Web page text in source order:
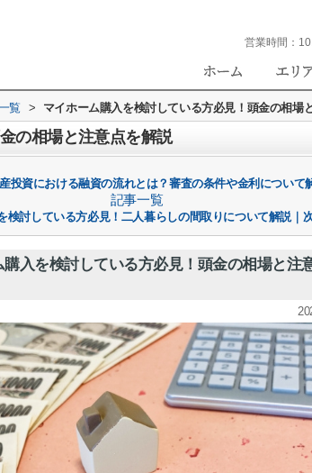
営業時間：
覧 > マイホーム購入を検討している方必見！頭金の相場
の相場と注意点を解説
投資における融資の流れとは？審査の条件や金利について
記事一覧
検討している方必見！二人暮らしの間取りについて解説｜
購入を検討している方必見！頭金の相場と注